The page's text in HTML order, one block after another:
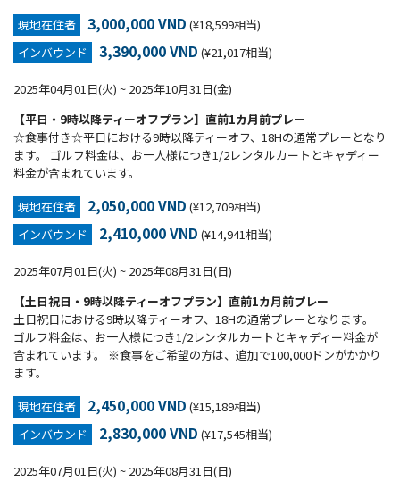
現地在住者
3,000,000 VND (¥18,599相当)
インバウンド
3,390,000 VND (¥21,017相当)
2025年04月01日(火) ~ 2025年10月31日(金)
【平日・9時以降ティーオフプラン】直前1カ月前プレー
☆食事付き☆平日における9時以降ティーオフ、18Hの通常プレーとなり
ます。 ゴルフ料金は、お一人様につき1/2レンタルカートとキャディー
料金が含まれています。
現地在住者
2,050,000 VND (¥12,709相当)
インバウンド
2,410,000 VND (¥14,941相当)
2025年07月01日(火) ~ 2025年08月31日(日)
【土日祝日・9時以降ティーオフプラン】直前1カ月前プレー
土日祝日における9時以降ティーオフ、18Hの通常プレーとなります。
ゴルフ料金は、お一人様につき1/2レンタルカートとキャディー料金が
含まれています。 ※食事をご希望の方は、追加で100,000ドンがかかり
ます。
現地在住者
2,450,000 VND (¥15,189相当)
インバウンド
2,830,000 VND (¥17,545相当)
2025年07月01日(火) ~ 2025年08月31日(日)